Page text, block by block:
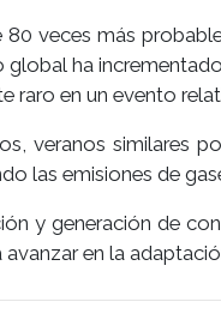
veces más
ha
raro en un evento
veranos similares
las emisiones de
y generación de
en la